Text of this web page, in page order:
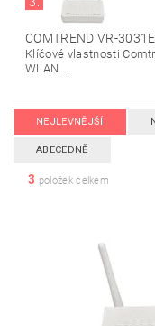
COMTREND VR-
Klíčové vlastnosti
WLAN...
NEJLEVNĚJŠÍ
ABECEDNĚ
3 položek celkem